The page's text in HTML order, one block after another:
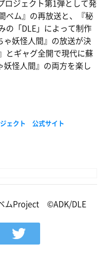
ロジェクト第1弾として発
ベム』の再放送と、『秘
の「DLE」によって制作
ゃ妖怪人間』の放送が決
とギャグ全開で現代に蘇
妖怪人間』の両方を楽し
ェクト 公式サイト
ムProject ©ADK/DLE